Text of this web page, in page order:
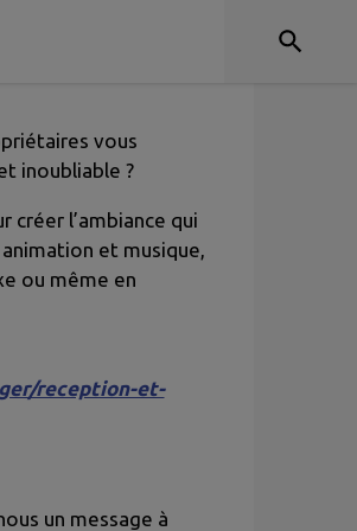
vous
inoubliable ?
l’ambiance qui
et musique,
ou même en
reception-et-
un message à